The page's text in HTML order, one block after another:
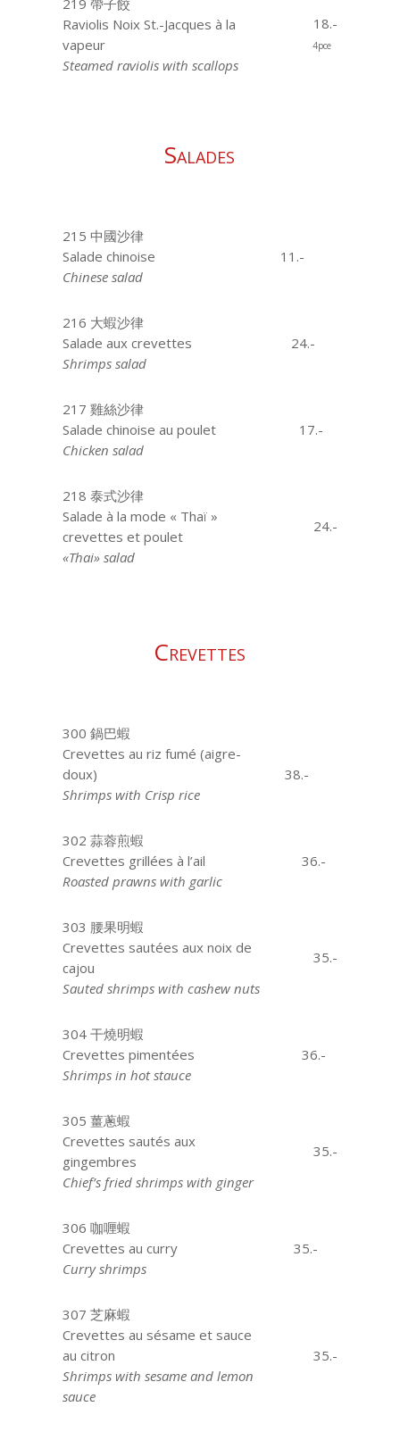
219 帶子餃
Raviolis Noix St.-Jacques à la
vapeur
Steamed raviolis with scallops
18.-
4pce
Salades
215 中國沙律
Salade chinoise
Chinese salad
11.-
216 大蝦沙律
Salade aux crevettes
Shrimps salad
24.-
217 雞絲沙律
Salade chinoise au poulet
Chicken salad
17.-
218 泰式沙律
Salade à la mode « Thaï »
crevettes et poulet
«Thai» salad
24.-
Crevettes
300 鍋巴蝦
Crevettes au riz fumé (aigre-
doux)
Shrimps with Crisp rice
38.-
302 蒜蓉煎蝦
Crevettes grillées à l’ail
Roasted prawns with garlic
36.-
303 腰果明蝦
Crevettes sautées aux noix de
cajou
Sauted shrimps with cashew nuts
35.-
304 干燒明蝦
Crevettes pimentées
Shrimps in hot stauce
36.-
305 薑蔥蝦
Crevettes sautés aux
gingembres
Chief’s fried shrimps with ginger
35.-
306 咖喱蝦
Crevettes au curryaaa
Curry shrimps
35.-
307 芝麻蝦
Crevettes au sésame et sauce
au citron
Shrimps with sesame and lemon
sauce
35.-